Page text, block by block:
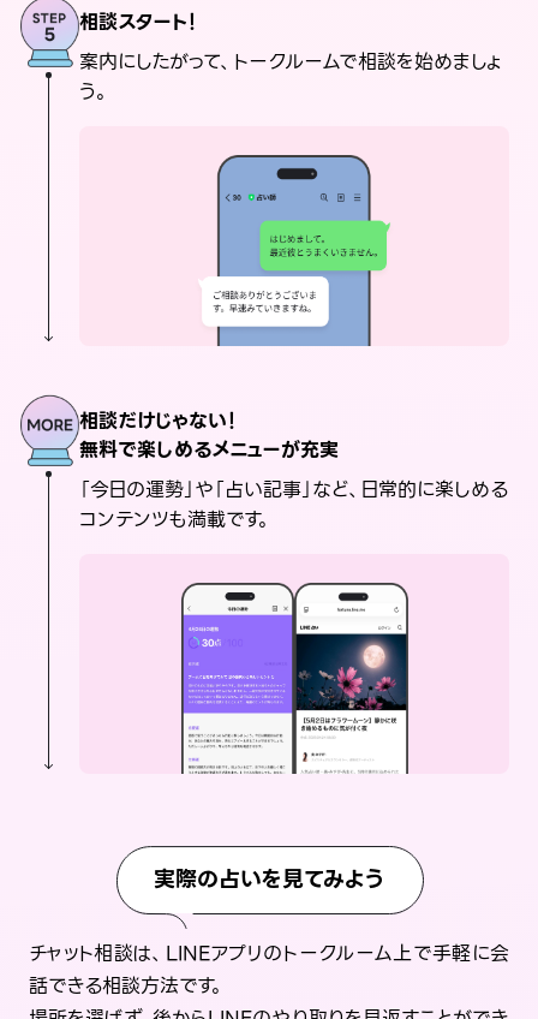
相談スタート！
案内にしたがって、トークルームで相談を始めましょ
う。
相談だけじゃない！
無料で楽しめるメニューが充実
「今日の運勢」や「占い記事」など、日常的に楽しめる
コンテンツも満載です。
実際の占いを見てみよう
チャット相談は、LINEアプリのトークルーム上で手軽に会
話できる相談方法です。